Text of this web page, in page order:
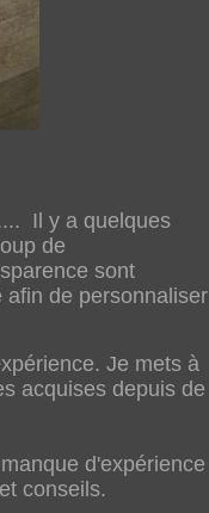
Il y a quelques
de
sont
de personnaliser
Je mets à
acquises depuis de
d'expérience
conseils.